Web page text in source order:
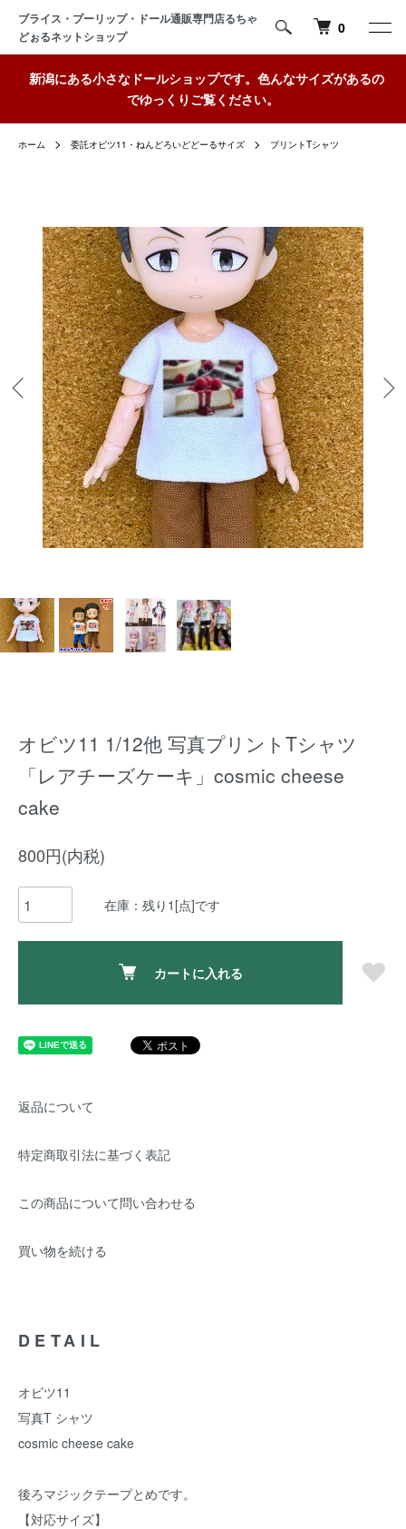
ブライス・プーリップ・ドール通販専門店るちゃ
どぉるネットショップ
0
新潟にある小さなドールショップです。色んなサイズがあるの
でゆっくりご覧ください。
ホーム 委託オビツ11・ねんどろいどどーるサイズ プリントTシャツ
オビツ11 1/12他 写真プリントTシャツ
「レアチーズケーキ」cosmic cheese
cake
800円(内税)
在庫：残り1[点]です
カートに入れる
返品について
特定商取引法に基づく表記
この商品について問い合わせる
買い物を続ける
DETAIL
オビツ11
写真T シャツ
cosmic cheese cake
後ろマジックテープとめです。
【対応サイズ】